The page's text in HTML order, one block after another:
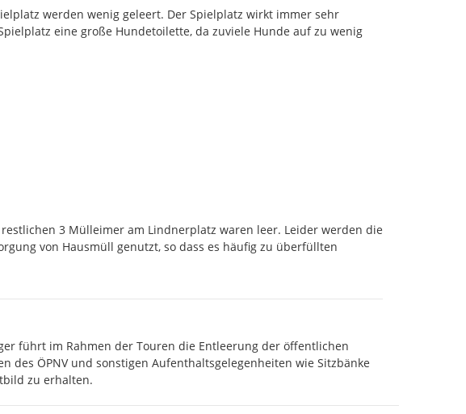
werden wenig geleert. Der Spielplatz wirkt immer sehr
eine große Hundetoilette, da zuviele Hunde auf zu wenig
3 Mülleimer am Lindnerplatz waren leer. Leider werden die
von Hausmüll genutzt, so dass es häufig zu überfüllten
führt im Rahmen der Touren die Entleerung der öffentlichen
des ÖPNV und sonstigen Aufenthaltsgelegenheiten wie Sitzbänke
zu erhalten.